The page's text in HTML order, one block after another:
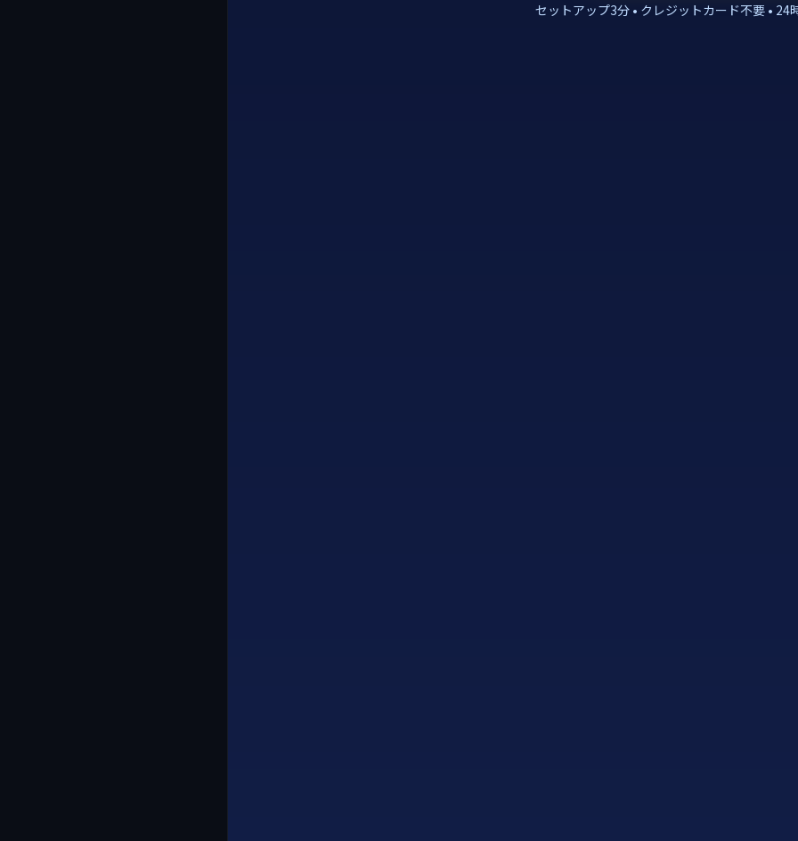
セットアップ3分 • クレジットカード不要 • 24